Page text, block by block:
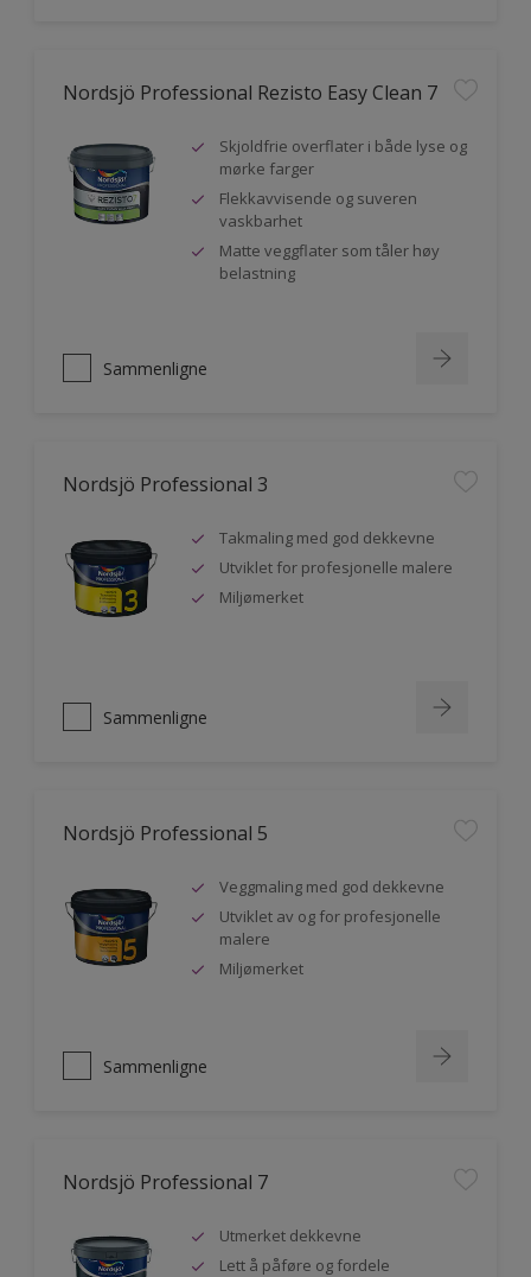
Nordsjö Professional Rezisto Easy Clean 7
Skjoldfrie overflater i både lyse og
mørke farger
Flekkavvisende og suveren
vaskbarhet
Matte veggflater som tåler høy
belastning
Sammenligne
Nordsjö Professional 3
Takmaling med god dekkevne
Utviklet for profesjonelle malere
Miljømerket
Sammenligne
Nordsjö Professional 5
Veggmaling med god dekkevne
Utviklet av og for profesjonelle
malere
Miljømerket
Sammenligne
Nordsjö Professional 7
Utmerket dekkevne
Lett å påføre og fordele